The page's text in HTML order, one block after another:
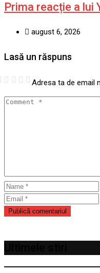
Prima reacție a lui
august 6, 2026
Lasă un răspuns
Adresa ta de email